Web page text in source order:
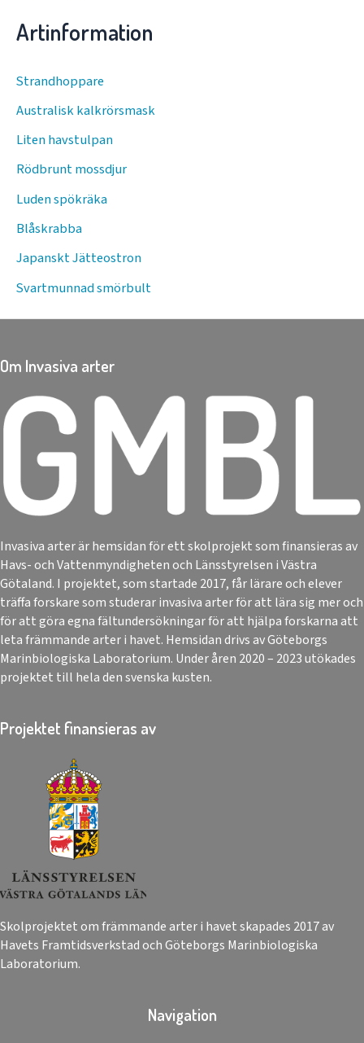
Artinformation
Strandhoppare
Australisk kalkrörsmask
Liten havstulpan
Rödbrunt mossdjur
Luden spökräka
Blåskrabba
Japanskt Jätteostron
Svartmunnad smörbult
Om Invasiva arter
Invasiva arter är hemsidan för ett skolprojekt som finansieras av
Havs- och Vattenmyndigheten och Länsstyrelsen i Västra
Götaland. I projektet, som startade 2017, får lärare och elever
träffa forskare som studerar invasiva arter för att lära sig mer och
för att göra egna fältundersökningar för att hjälpa forskarna att
leta främmande arter i havet. Hemsidan drivs av Göteborgs
Marinbiologiska Laboratorium. Under åren 2020 – 2023 utökades
projektet till hela den svenska kusten.
Projektet finansieras av
Skolprojektet om främmande arter i havet skapades 2017 av
Havets Framtidsverkstad och Göteborgs Marinbiologiska
Laboratorium.
Navigation